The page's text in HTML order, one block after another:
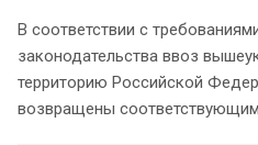
В соответствии с
законодательства ввоз
территорию Российской
возвращены